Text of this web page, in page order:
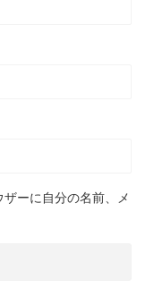
ーに自分の名前、メ